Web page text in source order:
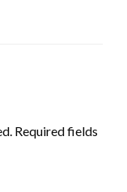
Required fields